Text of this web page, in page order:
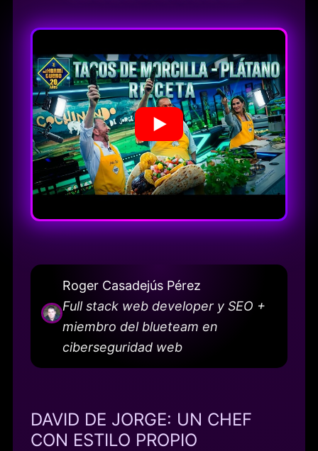
Roger Casadejús Pérez
Full stack web developer y SEO +
miembro del blueteam en
ciberseguridad web
DAVID DE JORGE: UN CHEF
CON ESTILO PROPIO